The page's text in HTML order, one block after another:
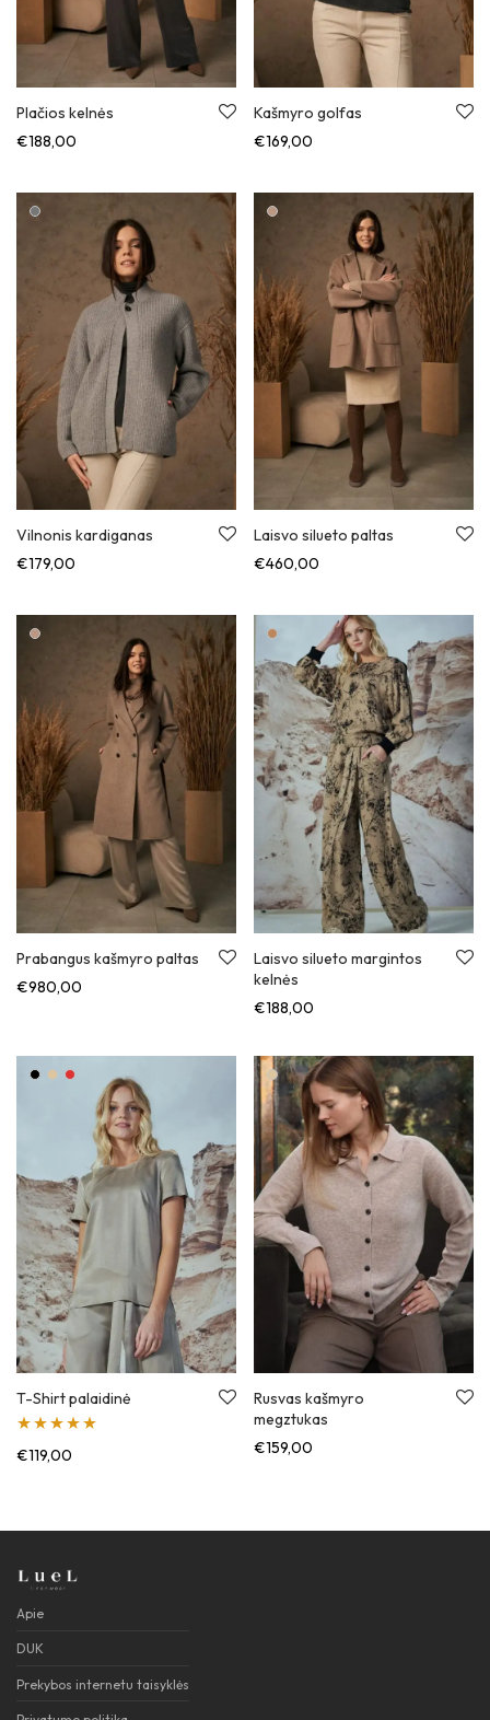
Plačios kelnės
€188,00
Kašmyro golfas
€169,00
Vilnonis kardiganas
€179,00
Laisvo silueto paltas
€460,00
Prabangus kašmyro paltas
€980,00
Laisvo silueto margintos
kelnės
€188,00
T-Shirt palaidinė
Įvertinimas:
€119,00
Rusvas kašmyro
megztukas
€159,00
Apie
DUK
Prekybos internetu taisyklės